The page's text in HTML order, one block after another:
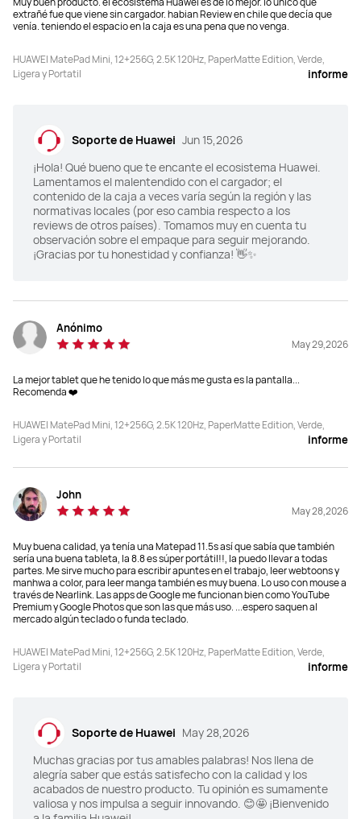
PPI
343 PPI
Brillo
OLED
Capacidad de la batería
6400 mAh (típico)
Potencia de carga
66W
Cámara
Cámara frontal: 32 MP, F2.4
Cámara trasera: 50 MP, F1.8; 8 MP,
F2.2
Audio
Conectividad
PPI
291 PPI
Brillo
Capacidad de la batería
8800 mAh (típico)
Potencia de carga
Cámara
Audio
extrañé fue que viene sin cargador. habian Review en chile que decía que
venía. teniendo el espacio en la caja es una pena que no venga.
HUAWEI MatePad Mini, 12+256G, 2.5K 120Hz, PaperMatte Edition, Verde,
Ligera y Portatil
informe
Soporte de Huawei Jun 15,2026
¡Hola! Qué bueno que te encante el ecosistema Huawei.
Lamentamos el malentendido con el cargador; el
contenido de la caja a veces varía según la región y las
normativas locales (por eso cambia respecto a los
reviews de otros países). Tomamos muy en cuenta tu
observación sobre el empaque para seguir mejorando.
¡Gracias por tu honestidad y confianza! 👋✨
Anónimo
May 29,2026
La mejor tablet que he tenido lo que más me gusta es la pantalla...
Recomenda ❤️
HUAWEI MatePad Mini, 12+256G, 2.5K 120Hz, PaperMatte Edition, Verde,
Ligera y Portatil
informe
John
May 28,2026
Muy buena calidad, ya tenía una Matepad 11.5s así que sabía que también
sería una buena tableta, la 8.8 es súper portátil!!, la puedo llevar a todas
partes. Me sirve mucho para escribir apuntes en el trabajo, leer webtoons y
manhwa a color, para leer manga también es muy buena. Lo uso con mouse a
través de Nearlink. Las apps de Google me funcionan bien como YouTube
Premium y Google Photos que son las que más uso. ...espero saquen al
mercado algún teclado o funda teclado.
HUAWEI MatePad Mini, 12+256G, 2.5K 120Hz, PaperMatte Edition, Verde,
Ligera y Portatil
informe
Soporte de Huawei May 28,2026
Muchas gracias por tus amables palabras! Nos llena de
alegría saber que estás satisfecho con la calidad y los
acabados de nuestro producto. Tu opinión es sumamente
valiosa y nos impulsa a seguir innovando. 😊🤩 ¡Bienvenido